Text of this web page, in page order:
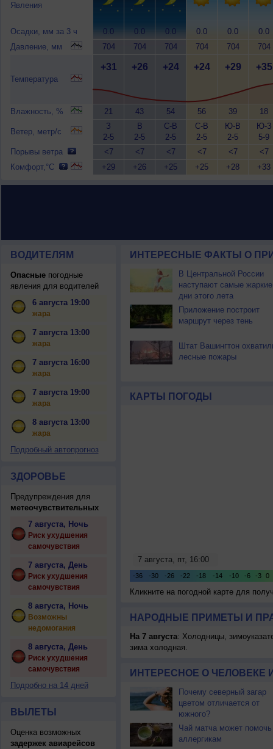
Явления
Осадки, мм за 3 ч
Давление, мм
Температура
Влажность, %
Ветер, метр/с
Порывы ветра
Комфорт,°C
0.0
704
+31
21
З
2-5
<7
+29
0.0
704
+26
43
В
2-5
<7
+26
0.0
704
+24
54
С-В
2-5
<7
+25
0.0
704
+24
56
С-В
2-5
<7
+25
0.0
704
+29
39
Ю-В
2-5
<7
+28
0.0
704
+35
18
Ю-З
5-9
<7
+33
ВОДИТЕЛЯМ
Опасныепогодные
явления для водителей
6 августа 19:00
жара
7 августа 13:00
жара
7 августа 16:00
жара
7 августа 19:00
жара
8 августа 13:00
жара
Подробный автопрогноз
ЗДОРОВЬЕ
Предупреждения для
метеочувствительных
7 августа, Ночь
Риск ухудшения
самочувствия
7 августа, День
Риск ухудшения
самочувствия
8 августа, Ночь
Возможны
недомогания
8 августа, День
Риск ухудшения
самочувствия
Подробно на 14 дней
ВЫЛЕТЫ
Оценка возможных
задержек авиарейсов
ИНТЕРЕСНЫЕ ФАКТЫ О
В Центральной России
наступают самые жаркие
дни этого лета
Приложение построит
маршрут через тень
Штат Вашингтон
лесные пожары
КАРТЫ ПОГОДЫ
Кликните на погодной карте для
НАРОДНЫЕ ПРИМЕТЫ И
На 7 августа: Холодницы,
зима холодная.
ИНТЕРЕСНОЕ О ЧЕЛОВЕКЕ
Почему северный загар
цветом отличается от
южного?
Чай матча может помочь
аллергикам